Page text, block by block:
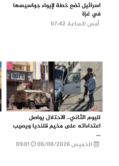
اسرائيل تضع خطة لإيواء جواسيسها
في غزة
أمس الساعة 07:42
لليوم الثاني.. الاحتلال يواصل
اعتداءاته على مخيم قلنديا ويصيب
...
الخميس 06/08/2026